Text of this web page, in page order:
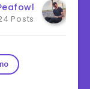
Posts